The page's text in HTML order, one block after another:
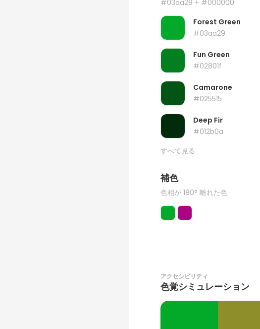
#03aa29 + #000000
Forest Green
#03aa29
Fun Green
#02801f
Camarone
#025515
Deep Fir
#012b0a
すべて見る
補色
色相が 180° 離れた色
アクセシビリティ
色覚シミュレーション